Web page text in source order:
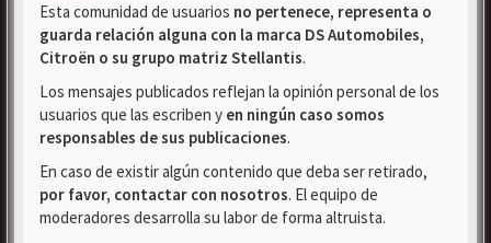
Esta comunidad de usuarios no pertenece, representa o
guarda relación alguna con la marca DS Automobiles,
Citroën o su grupo matriz Stellantis.
Los mensajes publicados reflejan la opinión personal de los
usuarios que las escriben y en ningún caso somos
responsables de sus publicaciones.
En caso de existir algún contenido que deba ser retirado,
por favor, contactar con nosotros. El equipo de
moderadores desarrolla su labor de forma altruista.